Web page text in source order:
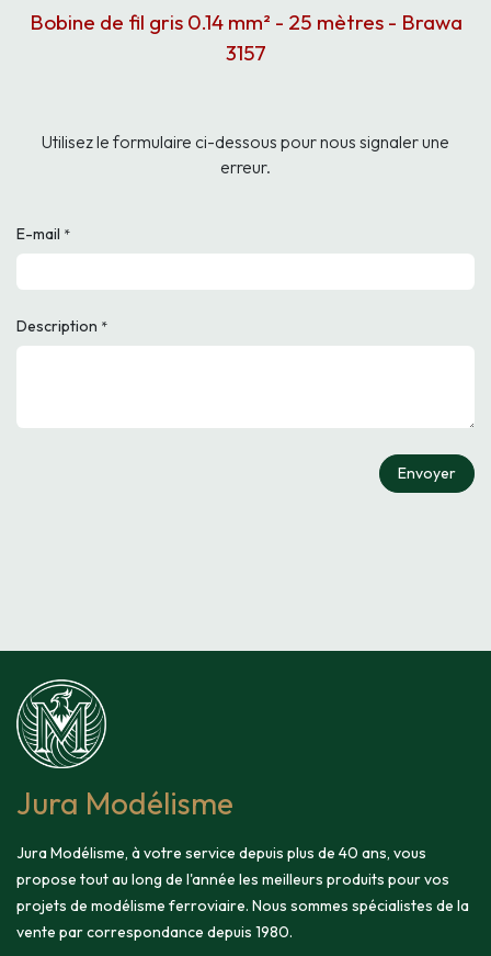
Bobine de fil gris 0.14 mm² - 25 mètres - Brawa
3157
Utilisez le formulaire ci-dessous pour nous signaler une
erreur.
E-mail *
Description *
Envoyer
Jura Modélisme
Jura Modélisme, à votre service depuis plus de 40 ans, vous
propose tout au long de l'année les meilleurs produits pour vos
projets de modélisme ferroviaire. Nous sommes spécialistes de la
vente par correspondance depuis 1980.